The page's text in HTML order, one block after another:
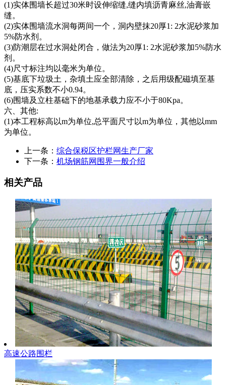
(1)实体围墙长超过30米时设伸缩缝,缝内填沥青麻丝,油膏嵌
缝。
(2)实体围墙流水洞每两间一个，洞内壁抹20厚1: 2水泥砂浆加
5%防水剂。
(3)防潮层在过水洞处闭合，做法为20厚1: 2水泥砂浆加5%防水
剂。
(4)尺寸标注均以毫米为单位。
(5)基底下垃圾土，杂填土应全部清除，之后用级配磁填至基
底，压实系数不小0.94。
(6)围墙及立柱基础下的地基承载力应不小于80Kpa。
六、其他:
(1)本工程标高以m为单位,总平面尺寸以m为单位，其他以mm
为单位。
上一条： 综合保税区护栏网生产厂家
下一条： 机场钢筋网围界一般介绍
相关产品
高速公路围栏